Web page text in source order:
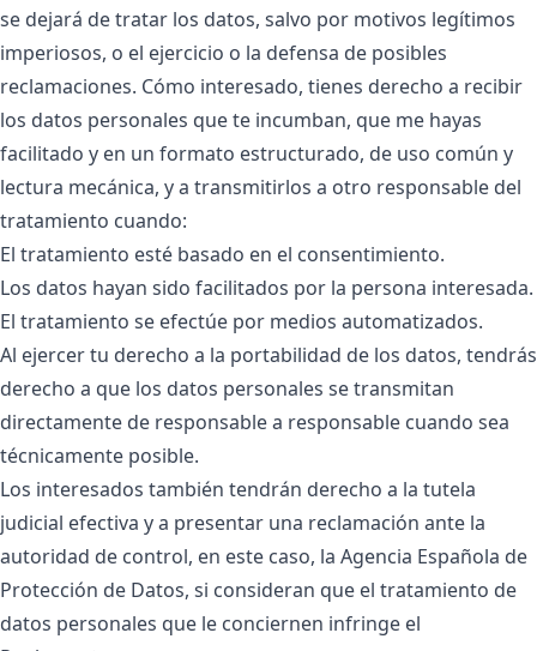
se dejará de tratar los datos, salvo por motivos legítimos
imperiosos, o el ejercicio o la defensa de posibles
reclamaciones. Cómo interesado, tienes derecho a recibir
los datos personales que te incumban, que me hayas
facilitado y en un formato estructurado, de uso común y
lectura mecánica, y a transmitirlos a otro responsable del
tratamiento cuando:
El tratamiento esté basado en el consentimiento.
Los datos hayan sido facilitados por la persona interesada.
El tratamiento se efectúe por medios automatizados.
Al ejercer tu derecho a la portabilidad de los datos, tendrás
derecho a que los datos personales se transmitan
directamente de responsable a responsable cuando sea
técnicamente posible.
Los interesados también tendrán derecho a la tutela
judicial efectiva y a presentar una reclamación ante la
autoridad de control, en este caso, la Agencia Española de
Protección de Datos, si consideran que el tratamiento de
datos personales que le conciernen infringe el